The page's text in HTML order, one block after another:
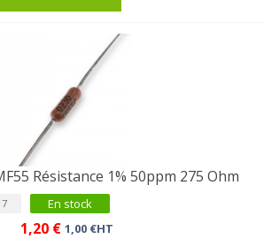
Résistance 1% 50ppm 275 Ohm
En stock
1,20 € 1,00 €HT